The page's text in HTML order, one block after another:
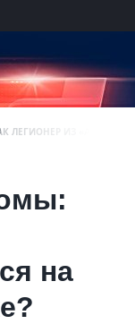
ЛЕГИОНЕР ИЗ «АТЫРАУ»
на